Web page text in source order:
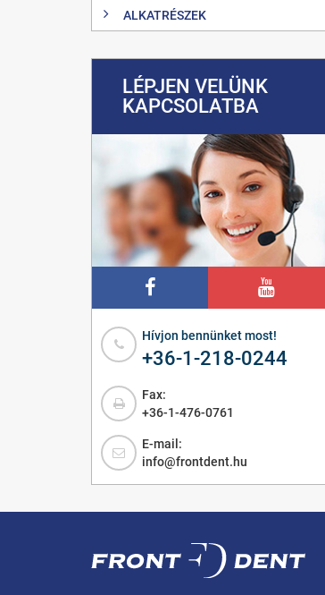
ALKATRÉSZEK
LÉPJEN VELÜNK
KAPCSOLATBA
Hívjon bennünket most!
+36-1-218-0244
Fax:
+36-1-476-0761
E-mail:
info@frontdent.hu